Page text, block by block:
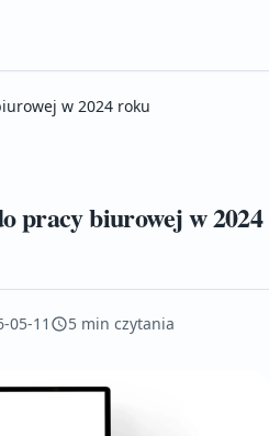
w 2024 roku
pracy biurowej w 2024
05-11 5 min czytania